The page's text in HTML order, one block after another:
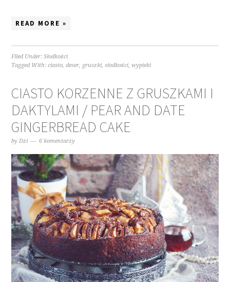
READ MORE »
Filed Under:Słodkości
Tagged With:ciasto,deser, gruszki,słodkości,wypieki
CIASTO KORZENNE Z GRUSZKAMI I
DAKTYLAMI / PEAR AND DATE
GINGERBREAD CAKE
byDzi 6 komentarzy